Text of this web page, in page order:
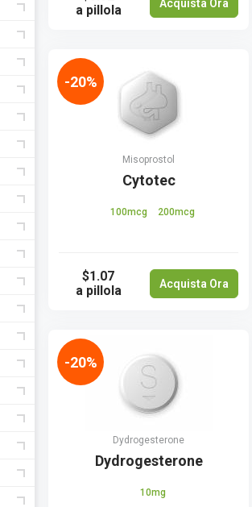
a pillola
Acquista Ora
Misoprostol
Cytotec
100mcg 200mcg
$1.07
a pillola
Acquista Ora
-20%
Dydrogesterone
Dydrogesterone
10mg
-20%